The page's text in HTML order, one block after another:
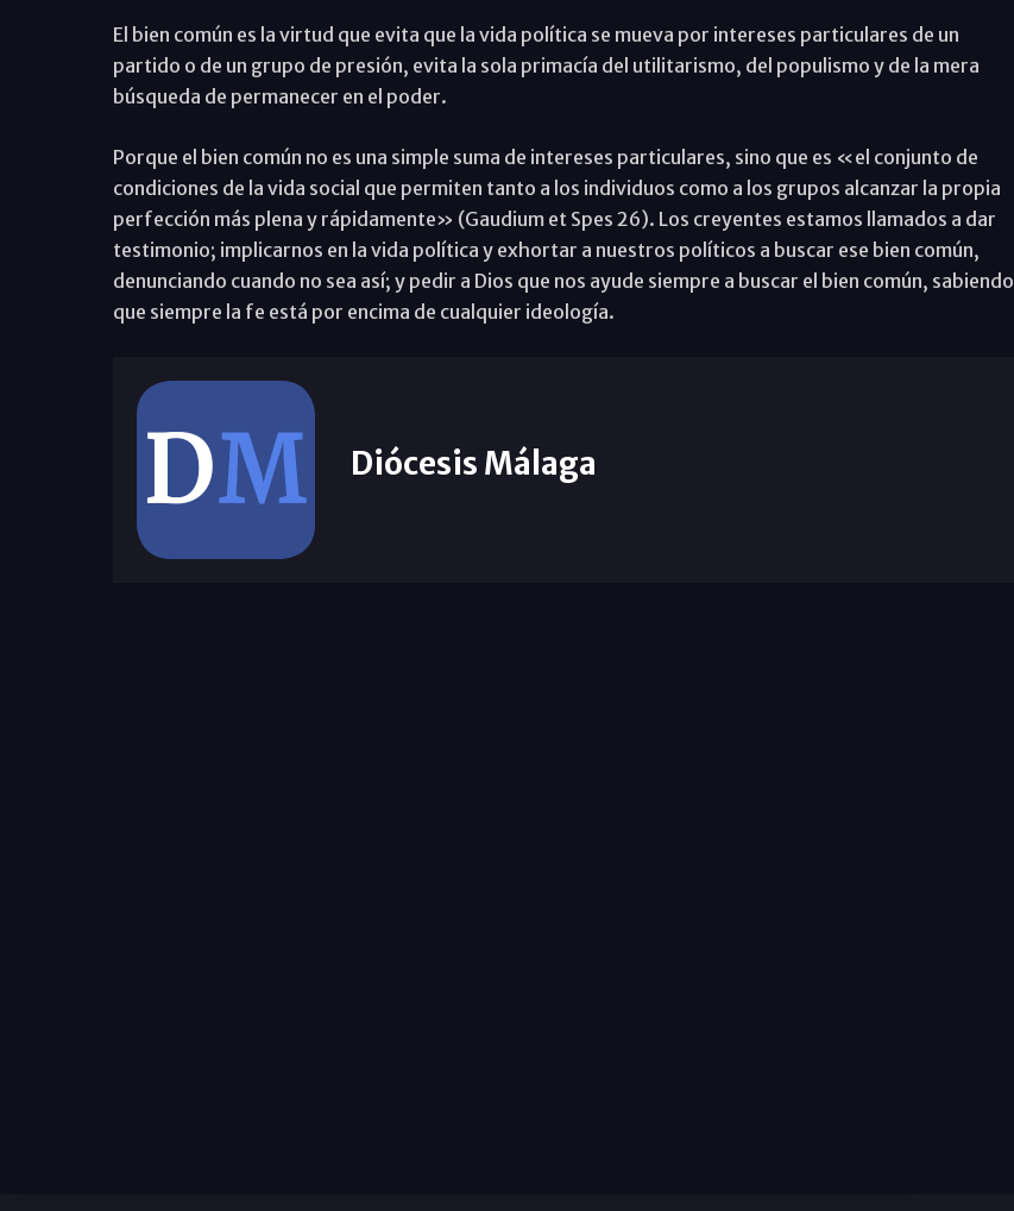
El bien común es la virtud que evita que la vida política se mueva por intereses particulares de un
partido o de un grupo de presión, evita la sola primacía del utilitarismo, del populismo y de la mera
búsqueda de permanecer en el poder.
Porque el bien común no es una simple suma de intereses particulares, sino que es «el conjunto de
condiciones de la vida social que permiten tanto a los individuos como a los grupos alcanzar la propia
perfección más plena y rápidamente» (Gaudium et Spes 26). Los creyentes estamos llamados a dar
testimonio; implicarnos en la vida política y exhortar a nuestros políticos a buscar ese bien común,
denunciando cuando no sea así; y pedir a Dios que nos ayude siempre a buscar el bien común, sabiendo
que siempre la fe está por encima de cualquier ideología.
Diócesis Málaga